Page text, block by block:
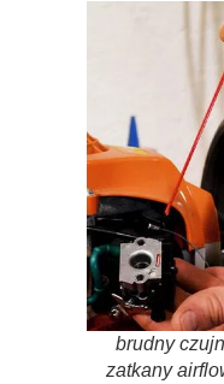
brudny
zatkany